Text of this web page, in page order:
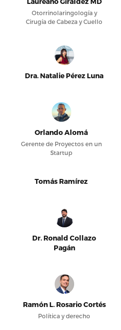
Otorrinolaringología y
Cirugía de Cabeza y Cuello
Dra. Natalie Pérez Luna
Orlando Alomá
Gerente de Proyectos en un
Startup
Tomás Ramírez
Dr. Ronald Collazo
Pagán
Ramón L. Rosario Cortés
Política y derecho